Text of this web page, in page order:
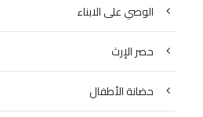
الوصي على الابناء
حصر الإرث
حضانة الأطفال